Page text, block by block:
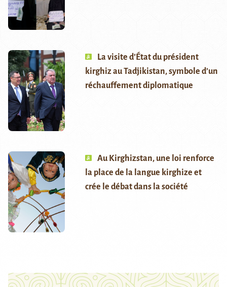
La visite d’État du président
kirghiz au Tadjikistan, symbole d’un
réchauffement diplomatique
Au Kirghizstan, une loi renforce
la place de la langue kirghize et
crée le débat dans la société